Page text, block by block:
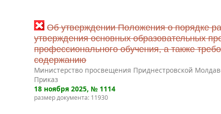
Об утверждении Положения о порядке
утверждения основных образовательных
профессионального обучения, а также
содержанию
Министерство просвещения Приднестровской
Приказ
18 ноября 2025, № 1114
размер документа: 11930